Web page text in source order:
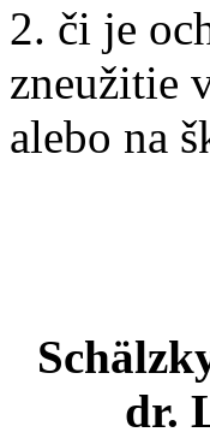
2. či je
zneužitie
alebo na
dr.